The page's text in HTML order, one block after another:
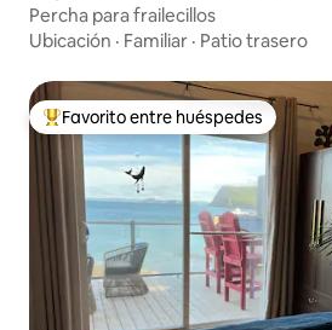
Percha para frailecillos
Ubicación · Familiar · Patio trasero
Favorito entre huéspedes preferido
Favorito entre huéspedes